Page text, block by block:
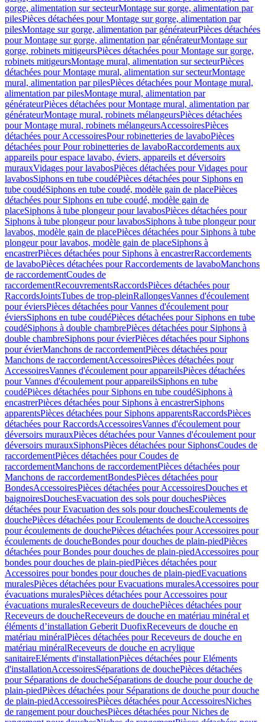
gorge, alimentation sur secteurMontage sur gorge, alimentation par
pilesPièces détachées pour Montage sur gorge, alimentation par
pilesMontage sur gorge, alimentation par générateurPièces détachées
pour Montage sur gorge, alimentation par générateurMontage sur
gorge, robinets mitigeursPièces détachées pour Montage sur gorge,
robinets mitigeursMontage mural, alimentation sur secteurPièces
détachées pour Montage mural, alimentation sur secteurMontage
mural, alimentation par pilesPièces détachées pour Montage mural,
alimentation par pilesMontage mural, alimentation par
générateurPièces détachées pour Montage mural, alimentation par
générateurMontage mural, robinets mélangeursPièces détachées
pour Montage mural, robinets mélangeursAccessoiresPièces
détachées pour AccessoiresPour robinetteries de lavaboPièces
détachées pour Pour robinetteries de lavaboRaccordements aux
appareils pour espace lavabo, éviers, appareils et déversoirs
murauxVidages pour lavabosPièces détachées pour Vidages pour
lavabosSiphons en tube coudéPièces détachées pour Siphons en
tube coudéSiphons en tube coudé, modèle gain de placePièces
détachées pour Siphons en tube coudé, modèle gain de
placeSiphons à tube plongeur pour lavabosPièces détachées pour
Siphons à tube plongeur pour lavabosSiphons à tube plongeur pour
lavabos, modèle gain de placePièces détachées pour Siphons à tube
plongeur pour lavabos, modèle gain de placeSiphons à
encastrerPièces détachées pour Siphons à encastrerRaccordements
de lavaboPièces détachées pour Raccordements de lavaboManchons
de raccordementCoudes de
raccordementRecouvrementsRaccordsPièces détachées pour
RaccordsJointsTubes de trop-pleinRallongesVannes d'écoulement
pour éviersPièces détachées pour Vannes d'écoulement pour
éviersSiphons en tube coudéPièces détachées pour Siphons en tube
coudéSiphons à double chambrePièces détachées pour Siphons à
double chambreSiphons pour évierPièces détachées pour Siphons
pour évierManchons de raccordementPièces détachées pour
Manchons de raccordementAccessoiresPièces détachées pour
AccessoiresVannes d'écoulement pour appareilsPièces détachées
pour Vannes d'écoulement pour appareilsSiphons en tube
coudéPièces détachées pour Siphons en tube coudéSiphons à
encastrerPièces détachées pour Siphons à encastrerSiphons
apparentsPièces détachées pour Siphons apparentsRaccordsPièces
détachées pour RaccordsAccessoiresVannes d'écoulement pour
déversoirs murauxPièces détachées pour Vannes d'écoulement pour
déversoirs murauxSiphonsPièces détachées pour SiphonsCoudes de
raccordementPièces détachées pour Coudes de
raccordementManchons de raccordementPièces détachées pour
Manchons de raccordementBondesPièces détachées pour
BondesAccessoiresPièces détachées pour AccessoiresDouches et
baignoiresDouchesEvacuation des sols pour douchesPièces
détachées pour Evacuation des sols pour douchesEcoulements de
douchePièces détachées pour Ecoulements de doucheAccessoires
pour écoulements de douchePièces détachées pour Accessoires pour
écoulements de doucheBondes pour douches de plain-piedPièces
détachées pour Bondes pour douches de plain-piedAccessoires pour
bondes pour douches de plain-piedPièces détachées pour
Accessoires pour bondes pour douches de plain-piedEvacuations
muralesPièces détachées pour Evacuations muralesAccessoires pour
évacuations muralesPièces détachées pour Accessoires pour
évacuations muralesReceveurs de douchePièces détachées pour
Receveurs de doucheReceveurs de douche en matériau minéral et
éléments d’installation Geberit DuofixReceveurs de douche en
matériau minéralPièces détachées pour Receveurs de douche en
matériau minéralReceveurs de douche en acrylique
sanitaireEléments d'installationPièces détachées pour Eléments
d'installationAccessoiresSéparations de douchePièces détachées
pour Séparations de doucheSéparations de douche pour douche de
plain-piedPièces détachées pour Séparations de douche pour douche
de plain-piedAccessoiresPièces détachées pour AccessoiresNiches
de rangement pour douchesPièces détachées pour Niches de